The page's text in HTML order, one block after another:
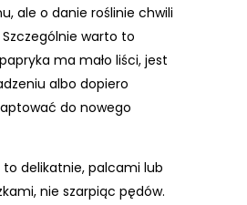
ale o danie roślinie chwili
warto to
ma mało liści, jest
albo dopiero
do nowego
to delikatnie, palcami lub
nie szarpiąc pędów.